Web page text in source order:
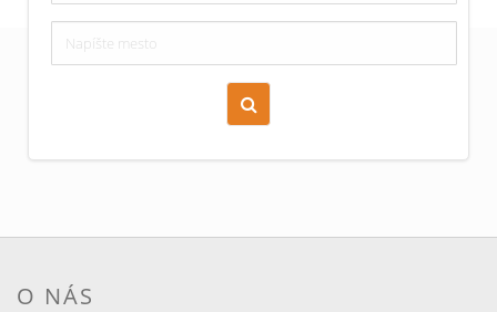
Zoraď podľa času pridania
O NÁS